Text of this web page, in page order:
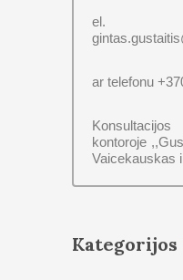
el.
ar telefonu
kontoroje
Vaicekauskas
Kategorijos